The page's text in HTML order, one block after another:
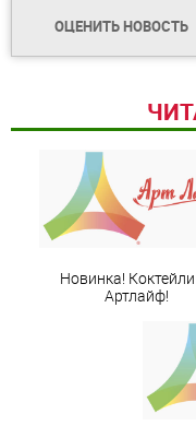
ОЦЕНИТЬ НОВОСТЬ
Новинка!
Артлайф!